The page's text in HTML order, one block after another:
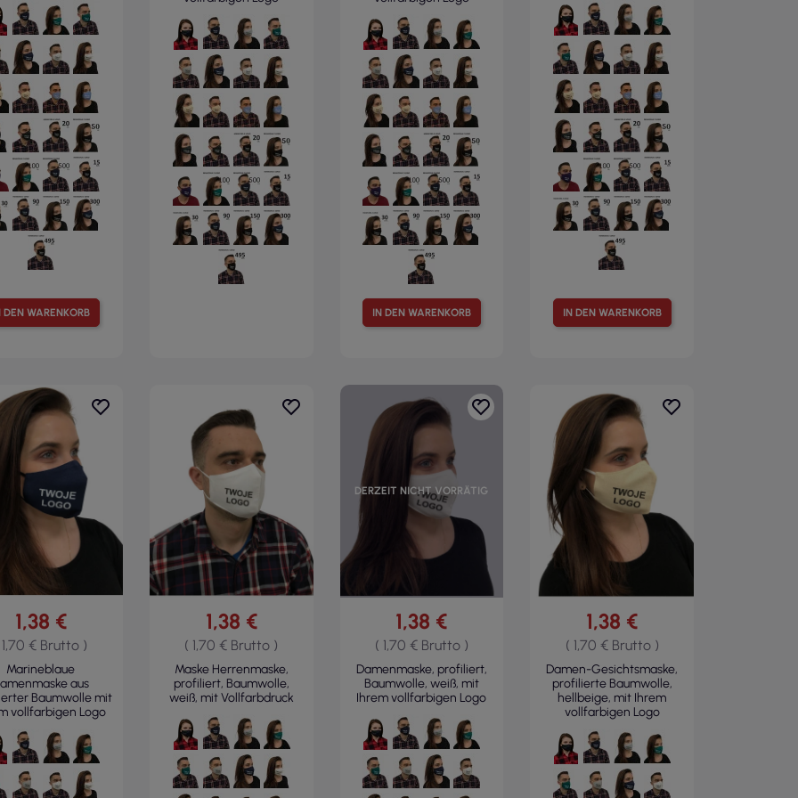
DEN WARENKORB IN DEN WARENKORB IN DEN WARENKORB
1,38 €
€ Brutto )
Marineblaue
aus
Baumwolle mit
vollfarbigen Logo
1,38 €
( 1,70 € Brutto )
Maske Herrenmaske,
profiliert, Baumwolle,
weiß, mit Vollfarbdruck
DERZEIT NICHT VORRÄTIG
1,38 €
( 1,70 € Brutto )
Damenmaske, profiliert,
Baumwolle, weiß, mit
Ihrem vollfarbigen Logo
1,38 €
( 1,70 € Brutto )
Damen-Gesichtsmaske,
profilierte Baumwolle,
hellbeige, mit Ihrem
vollfarbigen Logo